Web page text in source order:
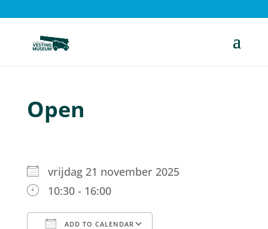
Open
vrijdag 21 november 2025
10:30 - 16:00
ADD TO CALENDAR